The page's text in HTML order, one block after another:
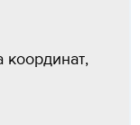
координат,